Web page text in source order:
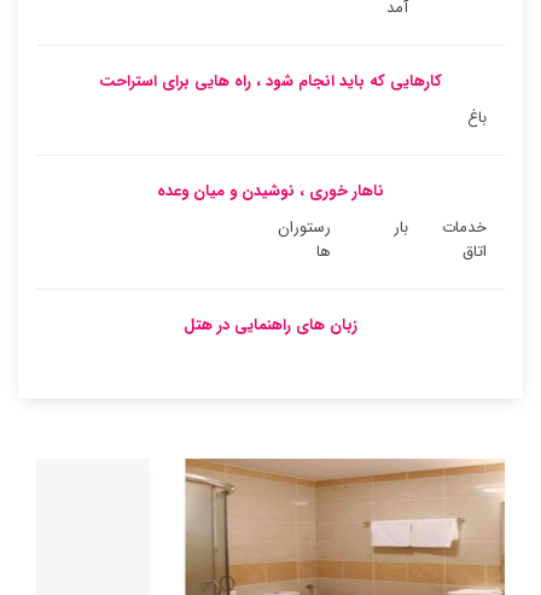
آمد
کارهایی که باید انجام شود ، راه هایی برای استراحت
باغ
ناهار خوری ، نوشیدن و میان وعده
خدمات
اتاق
بار
رستوران
ها
زبان های راهنمایی در هتل